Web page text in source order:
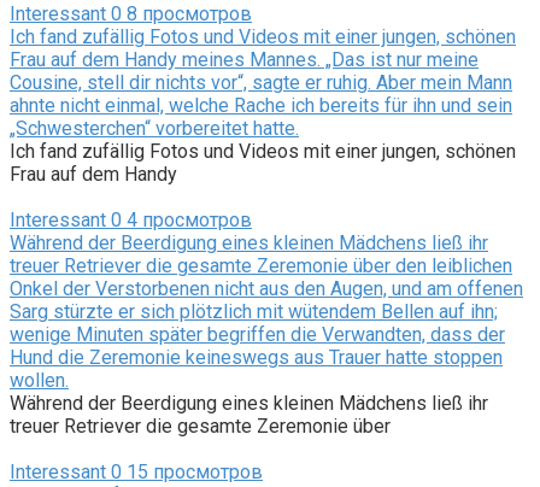
Interessant 0 8 просмотров
Ich fand zufällig Fotos und Videos mit einer jungen, schönen
Frau auf dem Handy meines Mannes. „Das ist nur meine
Cousine, stell dir nichts vor“, sagte er ruhig. Aber mein Mann
ahnte nicht einmal, welche Rache ich bereits für ihn und sein
„Schwesterchen“ vorbereitet hatte.
Ich fand zufällig Fotos und Videos mit einer jungen, schönen
Frau auf dem Handy
Interessant 0 4 просмотров
Während der Beerdigung eines kleinen Mädchens ließ ihr
treuer Retriever die gesamte Zeremonie über den leiblichen
Onkel der Verstorbenen nicht aus den Augen, und am offenen
Sarg stürzte er sich plötzlich mit wütendem Bellen auf ihn;
wenige Minuten später begriffen die Verwandten, dass der
Hund die Zeremonie keineswegs aus Trauer hatte stoppen
wollen.
Während der Beerdigung eines kleinen Mädchens ließ ihr
treuer Retriever die gesamte Zeremonie über
Interessant 0 15 просмотров